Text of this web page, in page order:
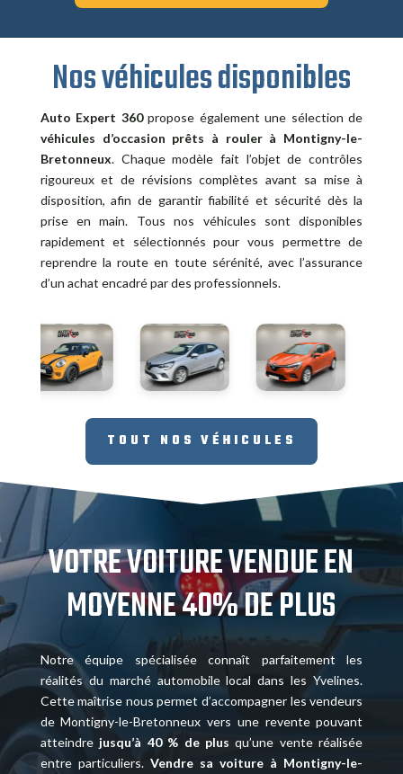
Nos véhicules disponibles
Auto Expert 360propose également une sélection de
véhicules d’occasion prêts à rouler à Montigny-le-
Bretonneux. Chaque modèle fait l’objet de contrôles
rigoureux et de révisions complètes avant sa mise à
disposition, afin de garantir fiabilité et sécurité dès la
prise en main. Tous nos véhicules sont disponibles
rapidement et sélectionnés pour vous permettre de
reprendre la route en toute sérénité, avec l’assurance
d’un achat encadré par des professionnels.
TOUT NOS VÉHICULES
VOTRE VOITURE VENDUE EN
MOYENNE 40% DE PLUS
Notre équipe spécialisée connaît parfaitement les
réalités du marché automobile local dans les Yvelines.
Cette maîtrise nous permet d’accompagner les vendeurs
de Montigny-le-Bretonneux vers une revente pouvant
atteindre jusqu’à 40 % de plus qu’une vente réalisée
entre particuliers. Vendre sa voiture à Montigny-le-